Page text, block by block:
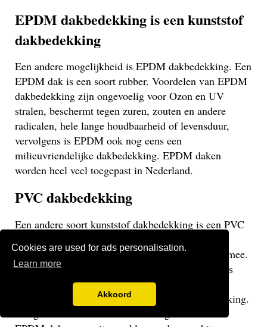
Cookies are used for ads personalisation.
Learn more
Akkoord
EPDM dakbedekking is een kunststof
dakbedekking
Een andere mogelijkheid is EPDM dakbedekking. Een
EPDM dak is een soort rubber. Voordelen van EPDM
dakbedekking zijn ongevoelig voor Ozon en UV
stralen, beschermt tegen zuren, zouten en andere
radicalen, hele lange houdbaarheid of levensduur,
vervolgens is EPDM ook nog eens een
milieuvriendelijke dakbedekking. EPDM daken
worden heel veel toegepast in Nederland.
PVC dakbedekking
Een andere soort kunststof dakbedekking is een PVC
dakbedekking gaat veelal niet langer dan 15 jaar mee.
Een EPDM of PVC dak gaat veel langer mee en is
daarom een stuk duurzamer. Een PVC dak heeft
dezelfde eigenschappen als een EPDM dakbedekking.
Het gaat weliswaar iets minder lang mee dan een